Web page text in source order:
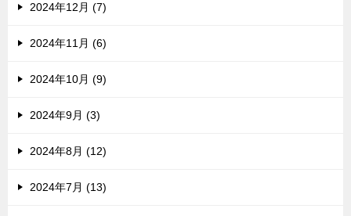
2024年12月 (7)
2024年11月 (6)
2024年10月 (9)
2024年9月 (3)
2024年8月 (12)
2024年7月 (13)